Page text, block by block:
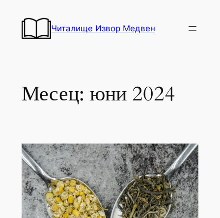
съдържанието
Читалище Извор Медвен
Месец: юни 2024